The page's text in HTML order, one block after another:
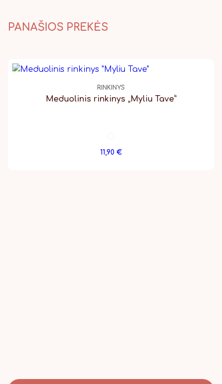
PANAŠIOS PREKĖS
RINKINYS
Meduolinis rinkinys „Myliu Tave”
11,90 €